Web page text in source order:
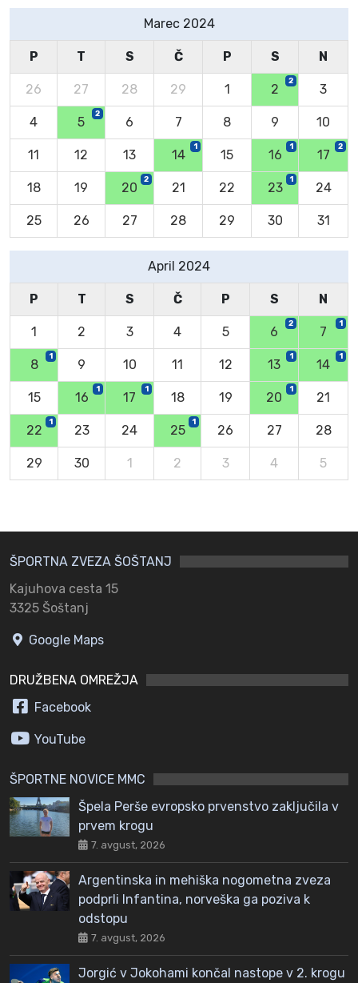
Marec 2024
P T S Č P S N
26 27 28 29 1 2
2
3
4 5
2
6 7 8 9 10
11 12 13 14
1
15 16
1
17
2
18 19 20
2
21 22 23
1
24
25 26 27 28 29 30 31
April 2024
P T S Č P S N
1 2 3 4 5 6
2
7
1
8
1
9 10 11 12 13
1
14
1
15 16
1
17
1
18 19 20
1
21
22
1
23 24 25
1
26 27 28
29 30 1 2 3 4 5
ŠPORTNA ZVEZA ŠOŠTANJ
Kajuhova cesta 15
3325 Šoštanj
Google Maps
DRUŽBENA OMREŽJA
Facebook
YouTube
ŠPORTNE NOVICE MMC
Špela Perše evropsko prvenstvo zaključila v
prvem krogu
7. avgust, 2026
Argentinska in mehiška nogometna zveza
podprli Infantina, norveška ga poziva k
odstopu
7. avgust, 2026
Jorgić v Jokohami končal nastope v 2. krogu